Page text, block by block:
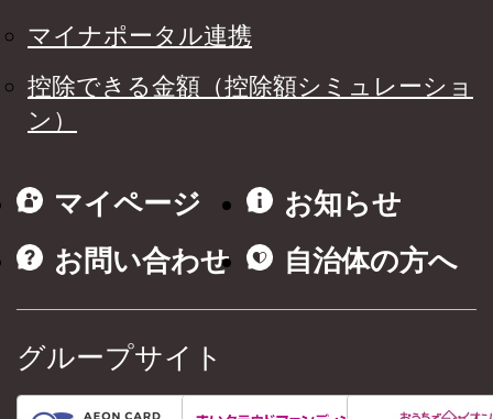
マイナポータル連携
控除できる金額（控除額シミュレーショ
ン）
マイページ
お知らせ
お問い合わせ
自治体の方へ
グループサイト